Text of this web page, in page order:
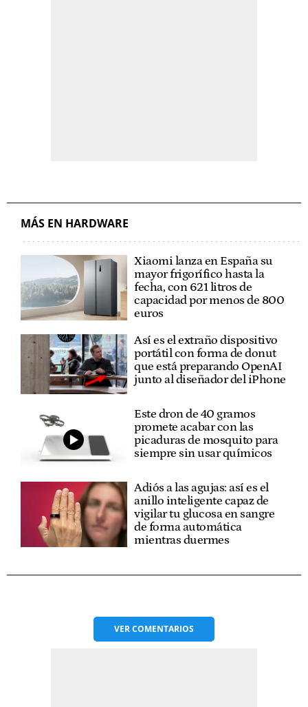
MÁS EN HARDWARE
Xiaomi lanza en España su
mayor frigorífico hasta la
fecha, con 621 litros de
capacidad por menos de 800
euros
Así es el extraño dispositivo
portátil con forma de donut
que está preparando OpenAI
junto al diseñador del iPhone
Este dron de 40 gramos
promete acabar con las
picaduras de mosquito para
siempre sin usar químicos
Adiós a las agujas: así es el
anillo inteligente capaz de
vigilar tu glucosa en sangre
de forma automática
mientras duermes
VERCOMENTARIOS